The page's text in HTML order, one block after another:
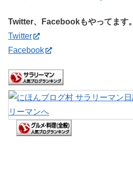
Twitter、Facebookもやってます。
Twitter
Facebook